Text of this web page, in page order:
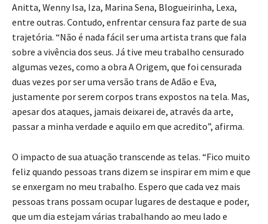
Anitta, Wenny Isa, Iza, Marina Sena, Blogueirinha, Lexa,
entre outras. Contudo, enfrentar censura faz parte de sua
trajetória. “Não é nada fácil ser uma artista trans que fala
sobre a vivência dos seus. Já tive meu trabalho censurado
algumas vezes, como a obra A Origem, que foi censurada
duas vezes por ser uma versão trans de Adão e Eva,
justamente por serem corpos trans expostos na tela. Mas,
apesar dos ataques, jamais deixarei de, através da arte,
passar a minha verdade e aquilo em que acredito”, afirma.
O impacto de sua atuação transcende as telas. “Fico muito
feliz quando pessoas trans dizem se inspirar em mim e que
se enxergam no meu trabalho. Espero que cada vez mais
pessoas trans possam ocupar lugares de destaque e poder,
que um dia estejam várias trabalhando ao meu lado e